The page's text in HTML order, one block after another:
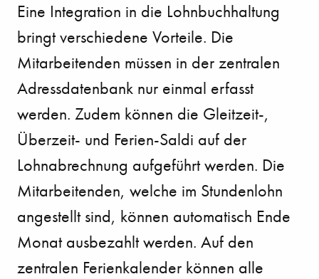
Eine Integration in die Lohnbuchhaltung
bringt verschiedene Vorteile. Die
Mitarbeitenden müssen in der zentralen
Adressdatenbank nur einmal erfasst
werden. Zudem können die Gleitzeit-,
Überzeit- und Ferien-Saldi auf der
Lohnabrechnung aufgeführt werden. Die
Mitarbeitenden, welche im Stundenlohn
angestellt sind, können automatisch Ende
Monat ausbezahlt werden. Auf den
zentralen Ferienkalender können alle